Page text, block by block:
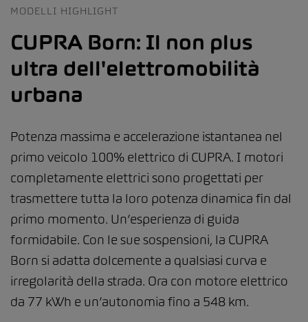
MODELLI HIGHLIGHT
CUPRA Born: Il non plus
ultra dell'elettromobilità
urbana
Potenza massima e accelerazione istantanea nel
primo veicolo 100% elettrico di CUPRA. I motori
completamente elettrici sono progettati per
trasmettere tutta la loro potenza dinamica fin dal
primo momento. Un’esperienza di guida
formidabile. Con le sue sospensioni, la CUPRA
Born si adatta dolcemente a qualsiasi curva e
irregolarità della strada. Ora con motore elettrico
da 77 kWh e un’autonomia fino a 548 km.